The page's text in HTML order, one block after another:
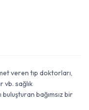
veren tıp doktorları,
sağlık
bağımsız bir